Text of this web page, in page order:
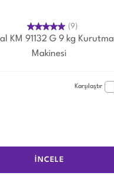
(9)
KM 91132 G 9 kg Kurutma
Makinesi
Karşılaştır
İNCELE